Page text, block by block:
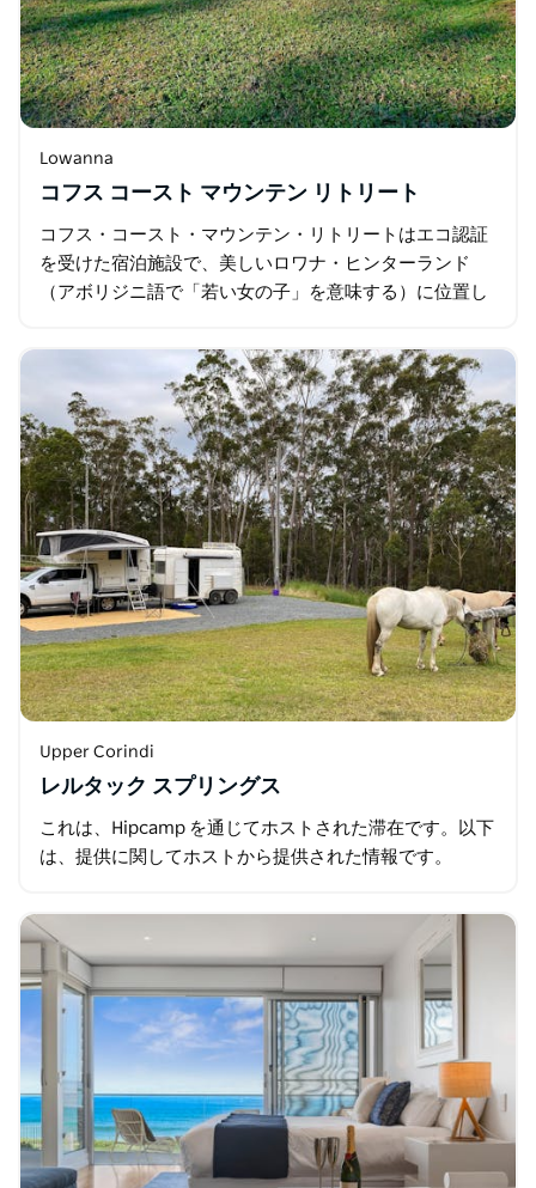
Lowanna
コフス コースト マウンテン リトリート
コフス・コースト・マウンテン・リトリートはエコ認証
を受けた宿泊施設で、美しいロワナ・ヒンターランド
（アボリジニ語で「若い女の子」を意味する）に位置し
景色が楽しめる、まさに絶景です。
Upper Corindi
レルタック スプリングス
これは、Hipcamp を通じてホストされた滞在です。以下
は、提供に関してホストから提供された情報です。